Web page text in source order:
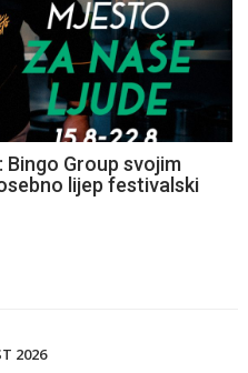
Bingo Group svojim
lijep festivalski
2026